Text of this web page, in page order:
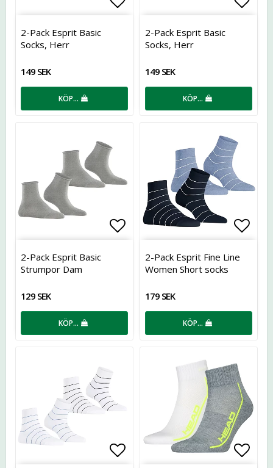
Lägg till i favoritlistan
2-Pack Esprit Basic
Socks, Herr
149 SEK
KÖP…
2-Pack Esprit Basic
Socks, Herr
149 SEK
KÖP…
Lägg till i favoritlistan
2-Pack Esprit Basic
Strumpor Dam
129 SEK
KÖP…
2-Pack Esprit Fine Line
Women Short socks
179 SEK
KÖP…